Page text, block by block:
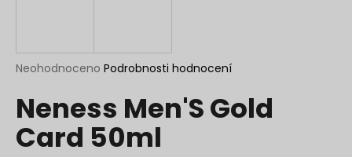
Průměrné
produktu
je
0,0
z
Neohodnoceno Podrobnosti hodnocení
Neness Men'S Gold
Card 50ml
o
p
r
u
č